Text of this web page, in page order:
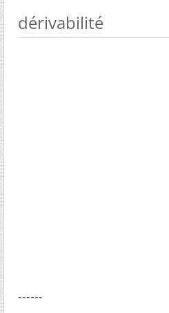
dérivabilité
------